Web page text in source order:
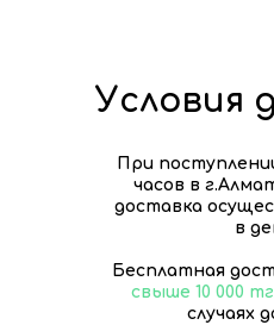
При
часов в
доставка
в
Бесплатная
свыше 10 000 тг
случаях
Условия